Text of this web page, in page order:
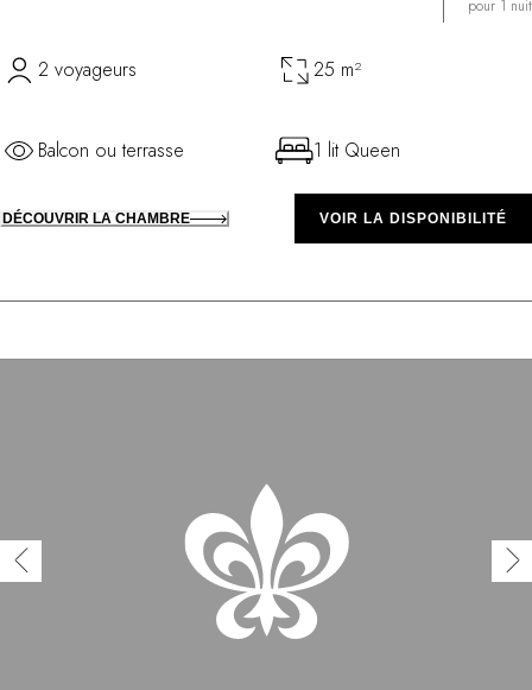
pour 1 nuit
2 voyageurs 25 m²
Balcon ou terrasse 1 lit Queen
DÉCOUVRIR LA CHAMBRE VOIR LA DISPONIBILITÉ